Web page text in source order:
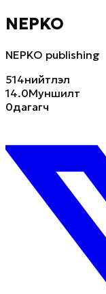
NEPKO
NEPKO publishing
514нийтлэл
14.0Mуншилт
0дагагч